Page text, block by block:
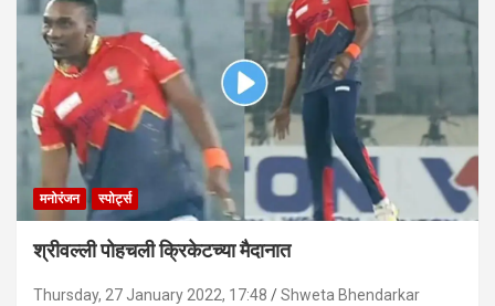
मनोरंजन स्पोर्ट्स
श्रीवल्ली पोहचली क्रिकेटच्या मैदानात
Thursday, 27 January 2022, 17:48 Shweta Bhendarkar